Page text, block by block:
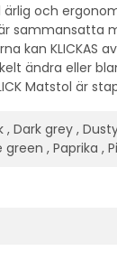
ärlig och
kan KLICKAS
ändra eller
Matstol är
, Dark grey ,
green , Paprika ,